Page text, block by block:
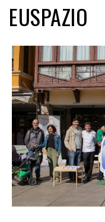
EUSPAZIO